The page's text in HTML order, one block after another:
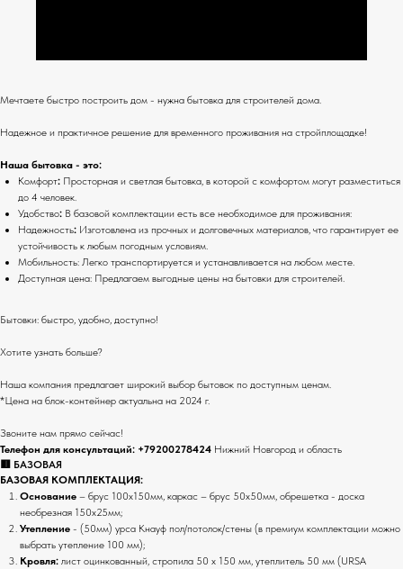
Мечтаете быстро построить дом - нужна бытовка для строителей дома.
Надежное и практичное решение для временного проживания на стройплощадке!
Наша бытовка - это:
Комфорт: Просторная и светлая бытовка, в которой с комфортом могут разместиться
до 4 человек.
Удобство: В базовой комплектации есть все необходимое для проживания:
Надежность: Изготовлена из прочных и долговечных материалов, что гарантирует ее
устойчивость к любым погодным условиям.
Мобильность: Легко транспортируется и устанавливается на любом месте.
Доступная цена: Предлагаем выгодные цены на бытовки для строителей.
Бытовки: быстро, удобно, доступно!
Хотите узнать больше?
Наша компания предлагает широкий выбор бытовок по доступным ценам.
*Цена на блок-контейнер актуальна на 2024 г.
Звоните нам прямо сейчас!
Телефон для консультаций: +79200278424 Нижний Новгород и область
🟥 БАЗОВАЯ
БАЗОВАЯ КОМПЛЕКТАЦИЯ:
Основание – брус 100х150мм, каркас – брус 50х50мм, обрешетка - доска
необрезная 150х25мм;
Утепление - (50мм) урса Кнауф пол/потолок/стены (в премиум комплектации можно
выбрать утепление 100 мм);
Кровля: лист оцинкованный, стропила 50 х 150 мм, утеплитель 50 мм (URSA